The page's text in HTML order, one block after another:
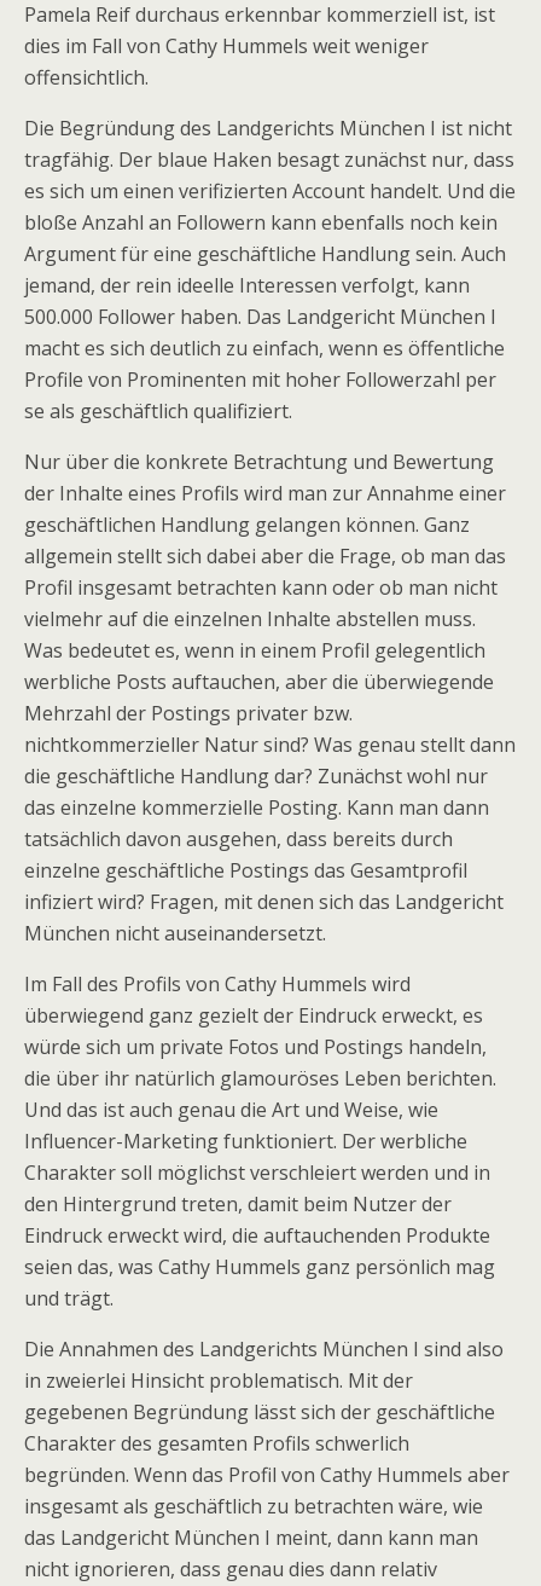
Pamela Reif durchaus erkennbar kommerziell ist, ist
dies im Fall von Cathy Hummels weit weniger
offensichtlich.
Die Begründung des Landgerichts München I ist nicht
tragfähig. Der blaue Haken besagt zunächst nur, dass
es sich um einen verifizierten Account handelt. Und die
bloße Anzahl an Followern kann ebenfalls noch kein
Argument für eine geschäftliche Handlung sein. Auch
jemand, der rein ideelle Interessen verfolgt, kann
500.000 Follower haben. Das Landgericht München I
macht es sich deutlich zu einfach, wenn es öffentliche
Profile von Prominenten mit hoher Followerzahl per
se als geschäftlich qualifiziert.
Nur über die konkrete Betrachtung und Bewertung
der Inhalte eines Profils wird man zur Annahme einer
geschäftlichen Handlung gelangen können. Ganz
allgemein stellt sich dabei aber die Frage, ob man das
Profil insgesamt betrachten kann oder ob man nicht
vielmehr auf die einzelnen Inhalte abstellen muss.
Was bedeutet es, wenn in einem Profil gelegentlich
werbliche Posts auftauchen, aber die überwiegende
Mehrzahl der Postings privater bzw.
nichtkommerzieller Natur sind? Was genau stellt dann
die geschäftliche Handlung dar? Zunächst wohl nur
das einzelne kommerzielle Posting. Kann man dann
tatsächlich davon ausgehen, dass bereits durch
einzelne geschäftliche Postings das Gesamtprofil
infiziert wird? Fragen, mit denen sich das Landgericht
München nicht auseinandersetzt.
Im Fall des Profils von Cathy Hummels wird
überwiegend ganz gezielt der Eindruck erweckt, es
würde sich um private Fotos und Postings handeln,
die über ihr natürlich glamouröses Leben berichten.
Und das ist auch genau die Art und Weise, wie
Influencer-Marketing funktioniert. Der werbliche
Charakter soll möglichst verschleiert werden und in
den Hintergrund treten, damit beim Nutzer der
Eindruck erweckt wird, die auftauchenden Produkte
seien das, was Cathy Hummels ganz persönlich mag
und trägt.
Die Annahmen des Landgerichts München I sind also
in zweierlei Hinsicht problematisch. Mit der
gegebenen Begründung lässt sich der geschäftliche
Charakter des gesamten Profils schwerlich
begründen. Wenn das Profil von Cathy Hummels aber
insgesamt als geschäftlich zu betrachten wäre, wie
das Landgericht München I meint, dann kann man
nicht ignorieren, dass genau dies dann relativ